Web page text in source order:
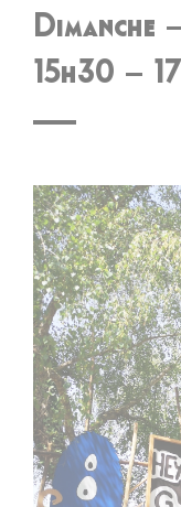
Dimanche
15h30 –